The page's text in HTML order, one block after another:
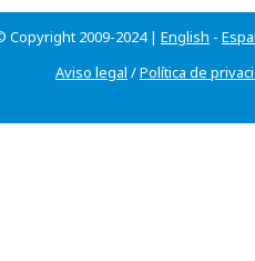
Copyright 2009-2024 | English -
Aviso legal /Política de